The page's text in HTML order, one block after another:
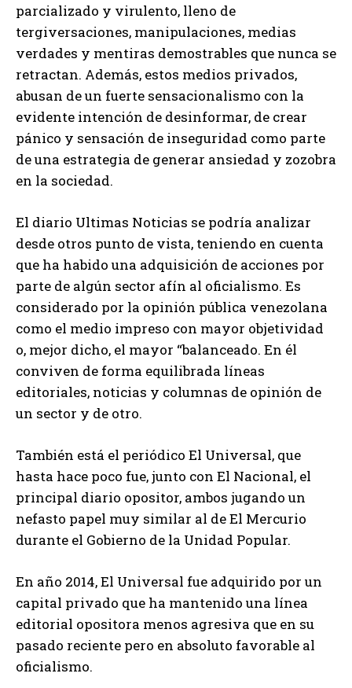
parcializado y virulento, lleno de
tergiversaciones, manipulaciones, medias
verdades y mentiras demostrables que nunca se
retractan. Además, estos medios privados,
abusan de un fuerte sensacionalismo con la
evidente intención de desinformar, de crear
pánico y sensación de inseguridad como parte
de una estrategia de generar ansiedad y zozobra
en la sociedad.
El diario Ultimas Noticias se podría analizar
desde otros punto de vista, teniendo en cuenta
que ha habido una adquisición de acciones por
parte de algún sector afín al oficialismo. Es
considerado por la opinión pública venezolana
como el medio impreso con mayor objetividad
o, mejor dicho, el mayor “balanceado. En él
conviven de forma equilibrada líneas
editoriales, noticias y columnas de opinión de
un sector y de otro.
También está el periódico El Universal, que
hasta hace poco fue, junto con El Nacional, el
principal diario opositor, ambos jugando un
nefasto papel muy similar al de El Mercurio
durante el Gobierno de la Unidad Popular.
En año 2014, El Universal fue adquirido por un
capital privado que ha mantenido una línea
editorial opositora menos agresiva que en su
pasado reciente pero en absoluto favorable al
oficialismo.